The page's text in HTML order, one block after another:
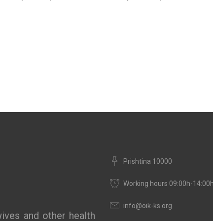
and other health
Prishtina 10000
Working hours 09:00h-14:00h
info@oik-ks.org